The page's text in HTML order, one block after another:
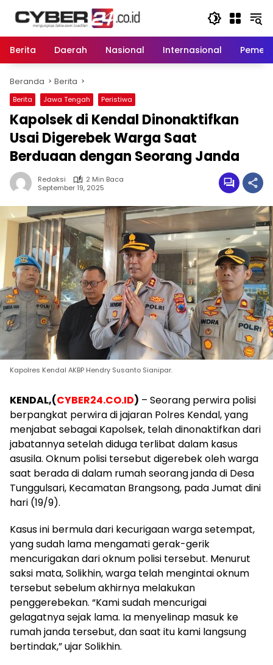
Berita
Daerah Nasional Internasional
Beranda Berita
Berita Jawa Tengah Peristiwa
Kapolsek di Kendal Dinonaktifkan
Usai Digerebek Warga Saat
Berduaan dengan Seorang Janda
Redaksi
2 Min Baca
September 19, 2025
Kapolres Kendal AKBP Hendry Susanto Sianipar.
KENDAL,(CYBER24.CO.ID) – Seorang perwira polisi
berpangkat perwira di jajaran Polres Kendal, yang
menjabat sebagai Kapolsek, telah dinonaktifkan dari
jabatannya setelah diduga terlibat dalam kasus
asusila. Oknum polisi tersebut digerebek oleh warga
saat berada di dalam rumah seorang janda di Desa
Tunggulsari, Kecamatan Brangsong, pada Jumat dini
hari (19/9).
Kasus ini bermula dari kecurigaan warga setempat,
yang sudah lama mengamati gerak-gerik
mencurigakan dari oknum polisi tersebut. Menurut
saksi mata, Solikhin, warga telah mengintai oknum
tersebut sebelum akhirnya melakukan
penggerebekan. “Kami sudah mencurigai
gelagatnya sejak lama. Ia menyelinap masuk ke
rumah janda tersebut, dan saat itu kami langsung
bertindak,” ujar Solikhin.